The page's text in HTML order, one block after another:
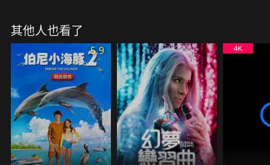
策劃邪惡的復仇計畫。兄妹檔和小海豚伯尼將再次聯
手捍衛海洋生態！
其他人也看了
5.9